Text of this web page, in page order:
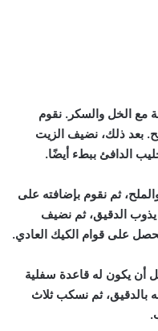
مع الخل والسكر. نقوم
بعد ذلك، نضيف الزيت
الدافئ ببطء أيضًا.
ثم نقوم بإضافته على
يذوب الدقيق، ثم نضيف
على قوام الكيك العادي.
أن يكون له قاعدة سفلية
بالدقيق، ثم نسكب ثلاث